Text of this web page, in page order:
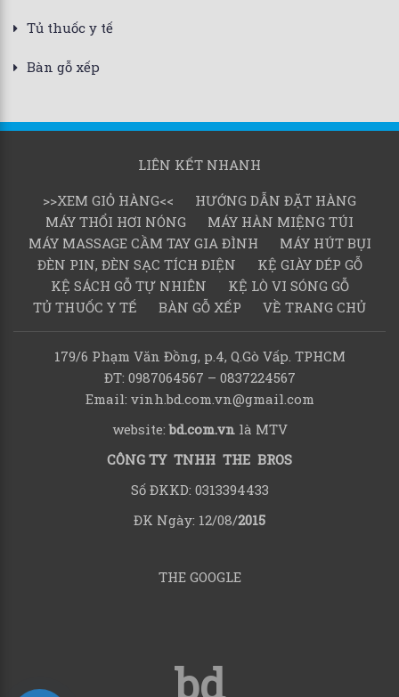
Tủ thuốc y tế
Bàn gỗ xếp
LIÊN KẾT NHANH
>>XEM GIỎ HÀNG<<
HƯỚNG DẪN ĐẶT HÀNG
MÁY THỔI HƠI NÓNG
MÁY HÀN MIỆNG TÚI
MÁY MASSAGE CẦM TAY GIA ĐÌNH
MÁY HÚT BỤI
ĐÈN PIN, ĐÈN SẠC TÍCH ĐIỆN
KỆ GIÀY DÉP GỖ
KỆ SÁCH GỖ TỰ NHIÊN
KỆ LÒ VI SÓNG GỖ
TỦ THUỐC Y TẾ
BÀN GỖ XẾP VỀ TRANG CHỦ
179/6 Phạm Văn Đồng, p.4, Q.Gò Vấp. TPHCM
ĐT: 0987064567 – 0837224567
Email: vinh.bd.com.vn@gmail.com
website:bd.com.vnlà MTV
CÔNG TY TNHH THE BROS
Số ĐKKD: 0313394433
ĐK Ngày: 12/08/2015
THE GOOGLE
bd